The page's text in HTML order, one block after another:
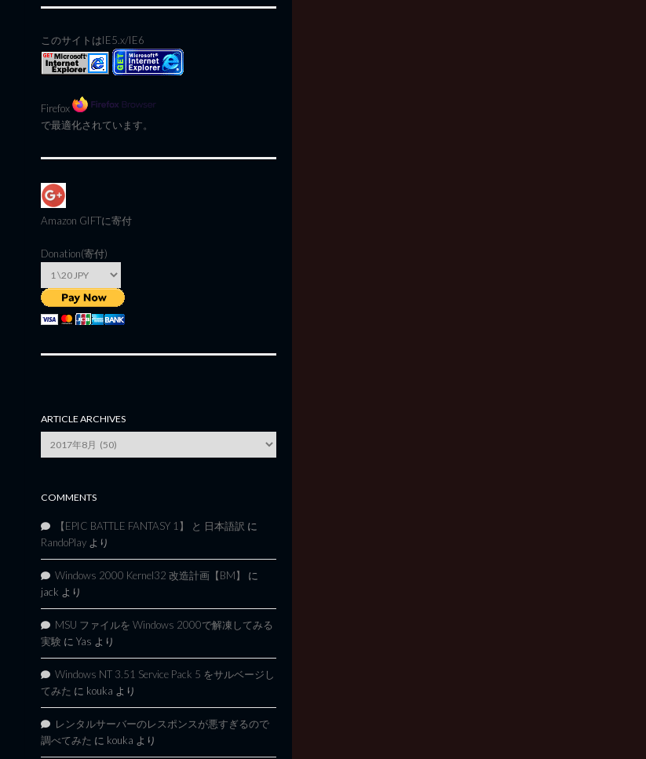
このサイトはIE5.x/IE6
Firefox
で最適化されています。
Amazon GIFTに寄付
Donation(寄付)
ARTICLE ARCHIVES
Archives
COMMENTS
【EPIC BATTLE FANTASY 1】 と 日本語訳 に
RandoPlay より
Windows 2000 Kernel32 改造計画【BM】
に
jack より
MSU ファイルを Windows 2000で解凍してみる
実験 に Yas より
Windows NT 3.51 Service Pack 5 をサルベージし
てみた に kouka より
レンタルサーバーのレスポンスが悪すぎるので
調べてみた に kouka より